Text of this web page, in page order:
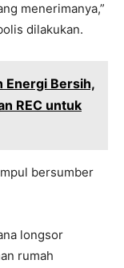
menerimanya,”
dilakukan.
Energi Bersih,
REC untuk
bersumber
longsor
rumah